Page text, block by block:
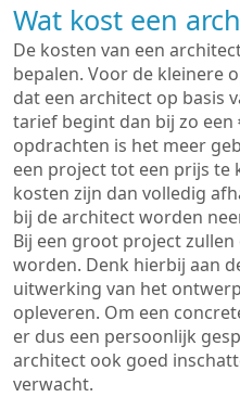
Wat kost een
De kosten van een
bepalen. Voor de kleinere
dat een architect op basis
tarief begint dan bij zo een
opdrachten is het meer
een project tot een prijs te
kosten zijn dan volledig
bij de architect worden
Bij een groot project
worden. Denk hierbij aan
uitwerking van het
opleveren. Om een
er dus een persoonlijk
architect ook goed
verwacht.